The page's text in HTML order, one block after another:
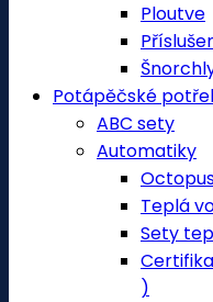
Ploutve
Potápěčské
ABC sety
Automatiky
Teplá
Sety
)